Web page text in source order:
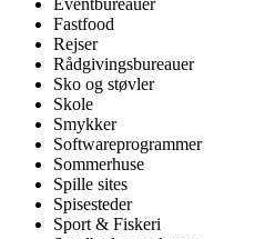
Eventbureauer
Fastfood
Rejser
Rådgivingsbureauer
Sko og støvler
Skole
Smykker
Softwareprogrammer
Sommerhuse
Spille sites
Spisesteder
Sport & Fiskeri